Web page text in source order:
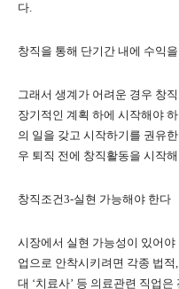
다.
창직을 통해 단기간 내에 수익
그래서 생계가 어려운 경우 창
장기적인 계획 하에 시작해야
의 일을 갖고 시작하기를 권유
우 퇴직 전에 창직활동을 시작
창직조건3-실현 가능해야 한다
시장에서 실현 가능성이 있어야
업으로 안착시키려면 각종 법적,
대 ‘치료사’ 등 의료관련 직업은